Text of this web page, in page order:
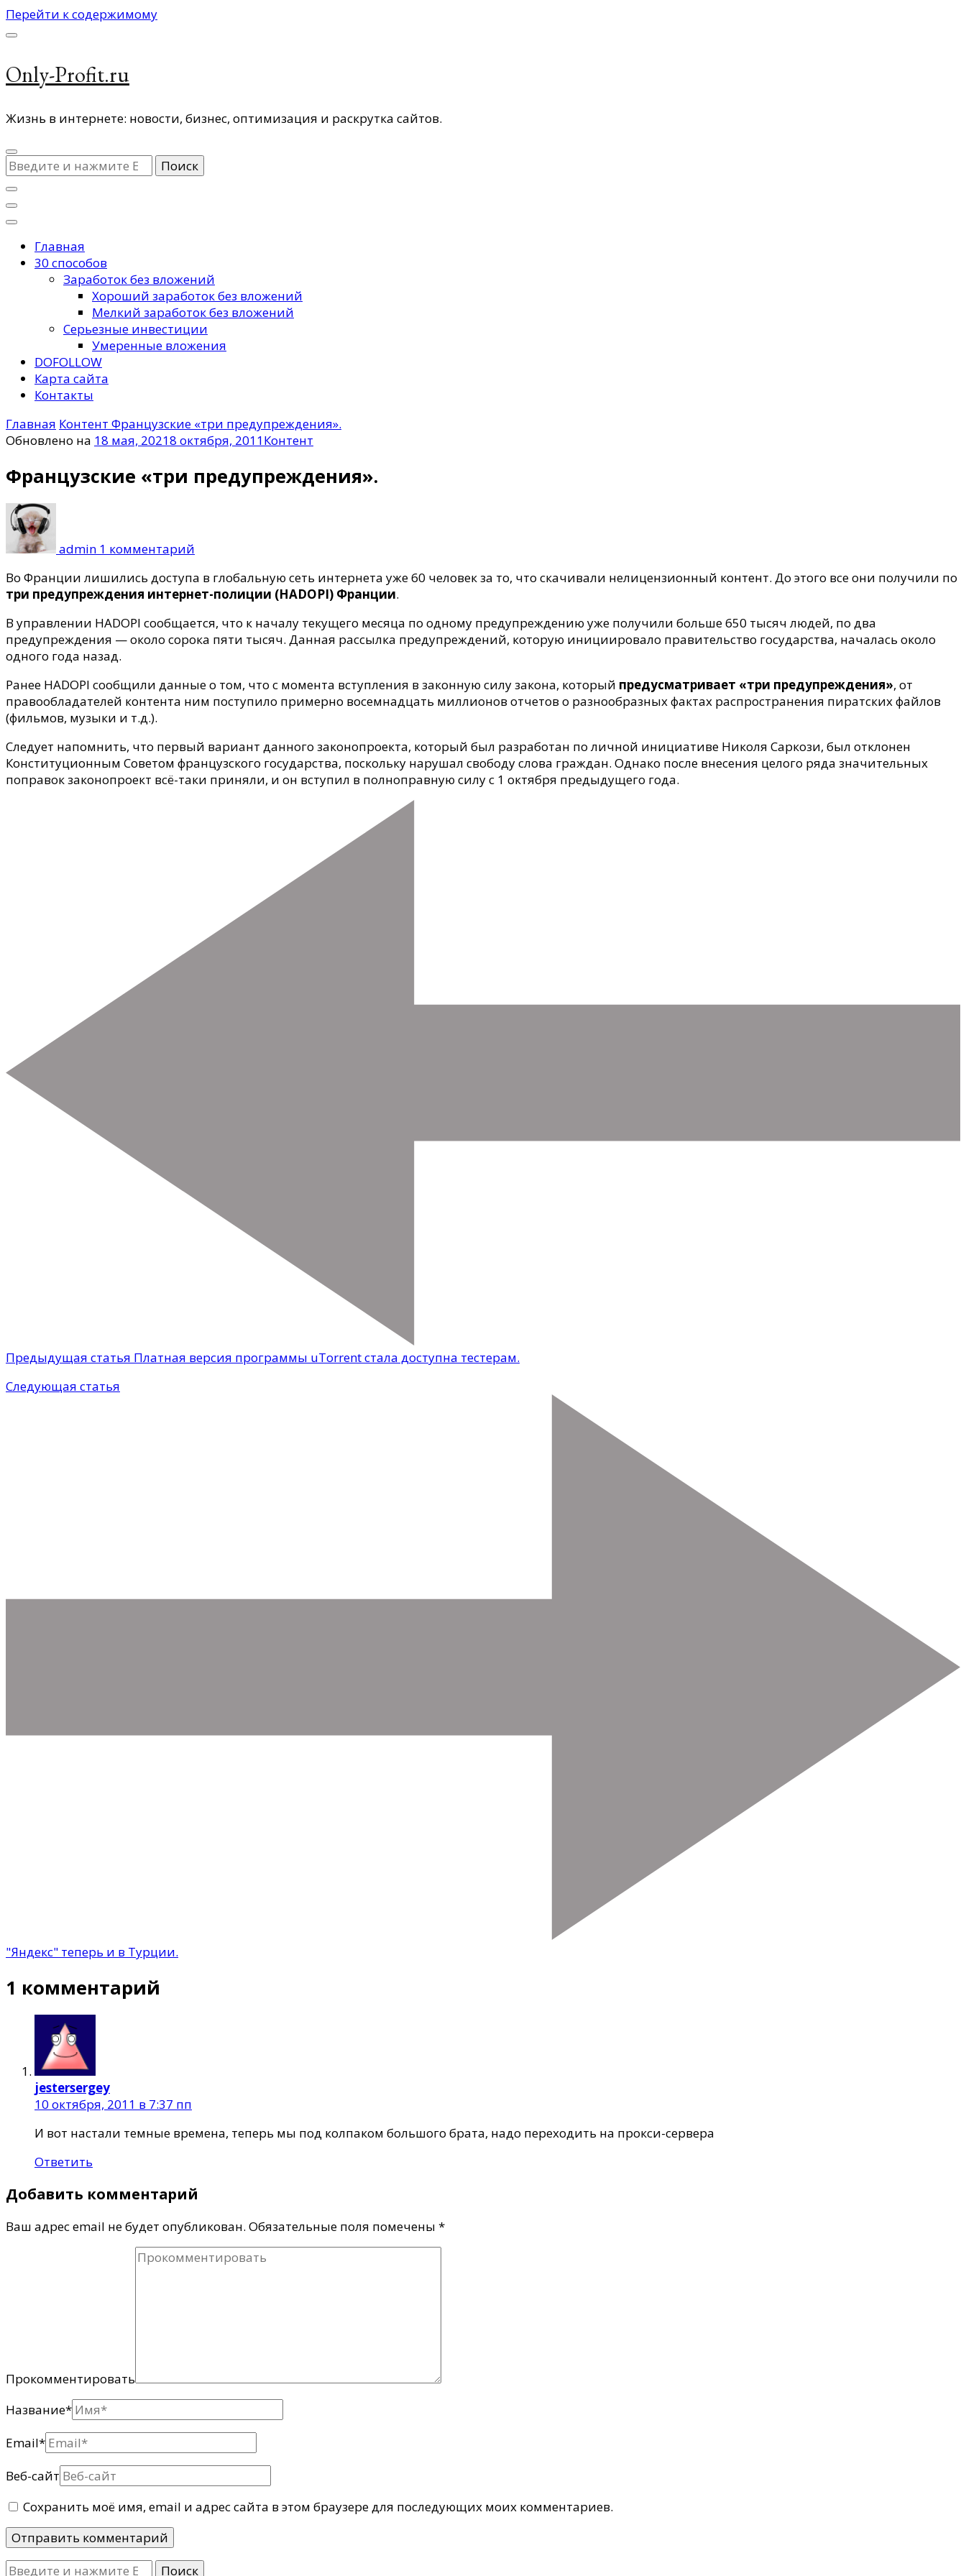
Перейти к содержимому
Only-Profit.ru
Жизнь в интернете: новости, бизнес, оптимизация и раскрутка сайтов.
Ищите
что-
то?
Главная
30 способов
Заработок без вложений
Хороший заработок без вложений
Мелкий заработок без вложений
Серьезные инвестиции
Умеренные вложения
DOFOLLOW
Карта сайта
Контакты
Главная Контент Французские «три предупреждения».
Обновлено на 18 мая, 20218 октября, 2011Контент
Французские «три предупреждения».
admin 1 комментарий
«три
предупреждения».
Во Франции лишились доступа в глобальную сеть интернета уже 60 человек за то, что скачивали нелицензионный контент. До этого все они получили по
три предупреждения интернет-полиции (HADOPI) Франции.
В управлении HADOPI сообщается, что к началу текущего месяца по одному предупреждению уже получили больше 650 тысяч людей, по два
предупреждения — около сорока пяти тысяч. Данная рассылка предупреждений, которую инициировало правительство государства, началась около
одного года назад.
Ранее HADOPI сообщили данные о том, что с момента вступления в законную силу закона, который предусматривает «три предупреждения», от
правообладателей контента ним поступило примерно восемнадцать миллионов отчетов о разнообразных фактах распространения пиратских файлов
(фильмов, музыки и т.д.).
Следует напомнить, что первый вариант данного законопроекта, который был разработан по личной инициативе Николя Саркози, был отклонен
Конституционным Советом французского государства, поскольку нарушал свободу слова граждан. Однако после внесения целого ряда значительных
поправок законопроект всё-таки приняли, и он вступил в полноправную силу с 1 октября предыдущего года.
Предыдущая статья Платная версия программы uTorrent стала доступна тестерам.
Следующая статья
"Яндекс" теперь и в Турции.
1 комментарий
jestersergey
10 октября, 2011 в 7:37 пп
И вот настали темные времена, теперь мы под колпаком большого брата, надо переходить на прокси-сервера
Ответить
Добавить комментарий
Ваш адрес email не будет опубликован. Обязательные поля помечены *
Прокомментировать
Название*
Email*
Веб-сайт
Сохранить моё имя, email и адрес сайта в этом браузере для последующих моих комментариев.
Ищите